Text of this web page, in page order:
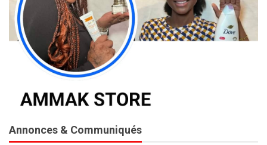
Annonces & Communiqués